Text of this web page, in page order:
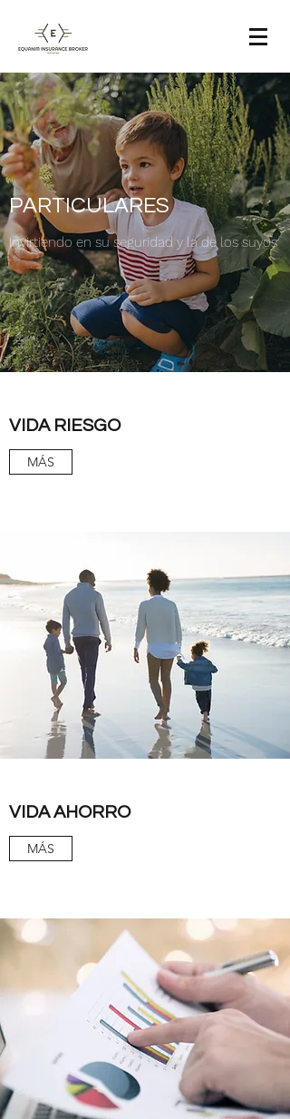
PARTICULARES
Invirtiendo en su seguridad y la de los suyos
VIDA RIESGO
MÁS
VIDA AHORRO
MÁS